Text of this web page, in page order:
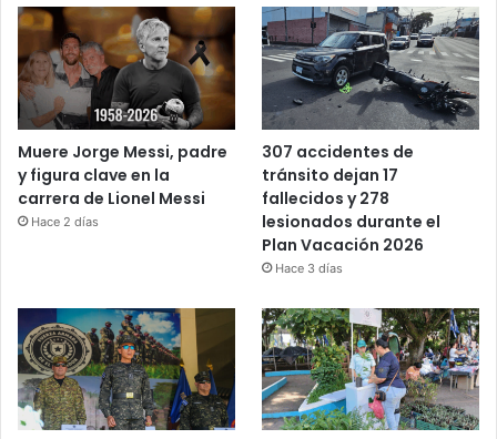
Muere Jorge Messi, padre
y figura clave en la
carrera de Lionel Messi
Hace 2 días
307 accidentes de
tránsito dejan 17
fallecidos y 278
lesionados durante el
Plan Vacación 2026
Hace 3 días